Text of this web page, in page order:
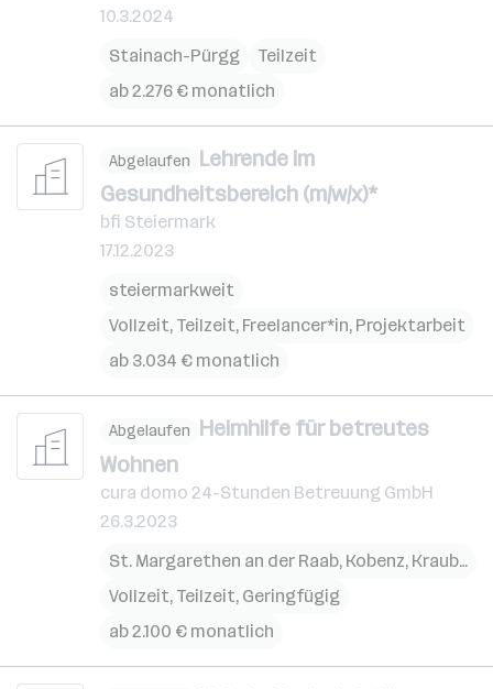
10.3.2024
Stainach-Pürgg
Teilzeit
ab 2.276 € monatlich
Abgelaufen Lehrende im
Gesundheitsbereich (m/w/x)*
bfi Steiermark
17.12.2023
steiermarkweit
Vollzeit, Teilzeit, Freelancer*in, Projektarbeit
ab 3.034 € monatlich
Abgelaufen Heimhilfe für betreutes
Wohnen
cura domo 24-Stunden Betreuung GmbH
26.3.2023
St. Margarethen an der Raab, Kobenz, Kraubath an der Mur
Vollzeit, Teilzeit, Geringfügig
ab 2.100 € monatlich